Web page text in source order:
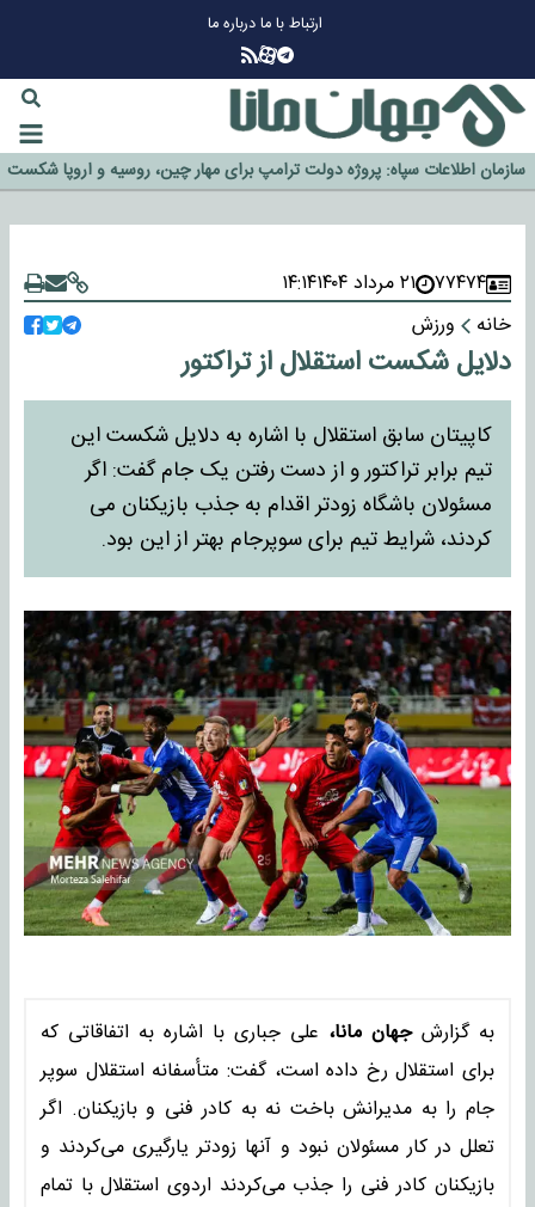
ارتباط با مادرباره ما
گزینه جدایی اوسمار روی میز مدیران پرسپولیس
آیا رئیس جمهور آمریکا قانون را دور می‌زند؟
اخراج رسمی چهره نامدار از پرسپولیس
سازمان اطلاعات سپاه: پروژه دولت ترامپ برای مهار چین، روسیه و اروپا شکست
خورد
۷۷۴۷۴ ۲۱ مرداد ۱۴۰۴
۱۴:۱۴
خانه
ورزش
دلایل شکست استقلال از تراکتور
کاپیتان سابق استقلال با اشاره به دلایل شکست این
تیم برابر تراکتور و از دست رفتن یک جام گفت: اگر
مسئولان باشگاه زودتر اقدام به جذب بازیکنان می
کردند، شرایط تیم برای سوپرجام بهتر از این بود.
به گزارش جهان مانا، علی جباری با اشاره به اتفاقاتی که
برای استقلال رخ داده است، گفت: متأسفانه استقلال سوپر
جام را به مدیرانش باخت نه به کادر فنی و بازیکنان. اگر
تعلل در کار مسئولان نبود و آنها زودتر یارگیری می‌کردند و
بازیکنان کادر فنی را جذب می‌کردند اردوی استقلال با تمام